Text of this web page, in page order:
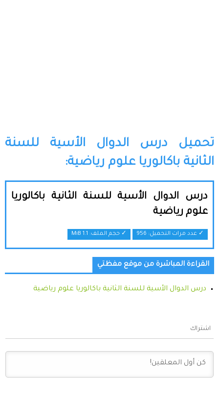
تحميل درس الدوال الأسية للسنة
الثانية باكالوريا علوم رياضية:
درس الدوال الأسية للسنة الثانية باكالوريا
علوم رياضية
✓ عدد مرات التحميل: 956 ✓ حجم الملف: 1.1 MiB
القراءة المباشرة من موقع مفظتي
درس الدوال الأسية للسنة الثانية باكالوريا علوم رياضية
اشتراك